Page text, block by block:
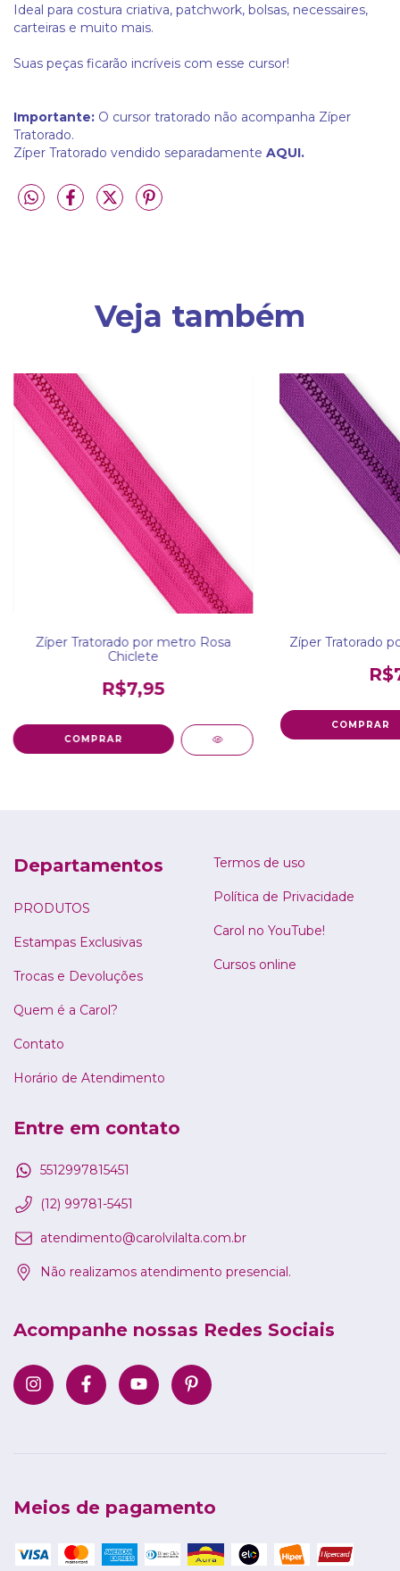
Ideal para costura criativa, patchwork, bolsas, necessaires,
carteiras e muito mais.
Suas peças ficarão incríveis com esse cursor!
Importante: O cursor tratorado não acompanha Zíper
Tratorado.
Zíper Tratorado vendido separadamente AQUI.
Veja também
Zíper Tratorado por metro Rosa
Chiclete
R$7,95
Zíper Tratorado
Departamentos
PRODUTOS
Estampas Exclusivas
Trocas e Devoluções
Quem é a Carol?
Contato
Horário de Atendimento
Termos de uso
Política de Privacidade
Carol no YouTube!
Cursos online
Entre em contato
5512997815451
(12) 99781-5451
atendimento@carolvilalta.com.br
Não realizamos atendimento presencial.
Acompanhe nossas Redes Sociais
Meios de pagamento